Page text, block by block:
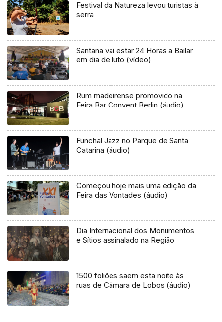
Festival da Natureza levou turistas à
serra
Santana vai estar 24 Horas a Bailar
em dia de luto (vídeo)
Rum madeirense promovido na
Feira Bar Convent Berlin (áudio)
Funchal Jazz no Parque de Santa
Catarina (áudio)
Começou hoje mais uma edição da
Feira das Vontades (áudio)
Dia Internacional dos Monumentos
e Sítios assinalado na Região
1500 foliões saem esta noite às
ruas de Câmara de Lobos (áudio)